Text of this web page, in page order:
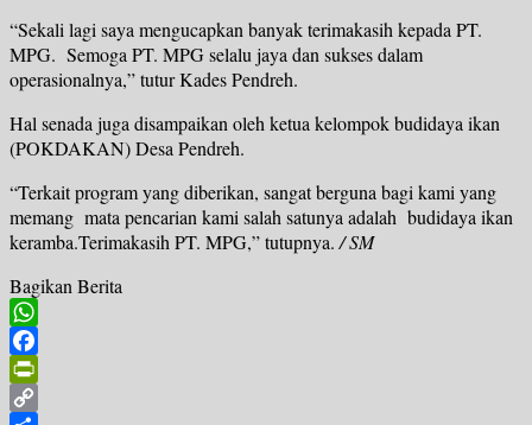
“Sekali lagi saya mengucapkan banyak terimakasih kepada PT.
MPG. Semoga PT. MPG selalu jaya dan sukses dalam
operasionalnya,” tutur Kades Pendreh.
Hal senada juga disampaikan oleh ketua kelompok budidaya ikan
(POKDAKAN) Desa Pendreh.
“Terkait program yang diberikan, sangat berguna bagi kami yang
memang mata pencarian kami salah satunya adalah budidaya ikan
keramba.Terimakasih PT. MPG,” tutupnya./ SM
Bagikan Berita
WhatsApp
Facebook
PrintFriendly